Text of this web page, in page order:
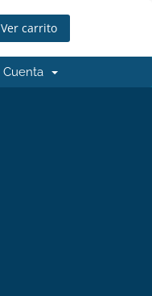
Ver carrito
Cuenta